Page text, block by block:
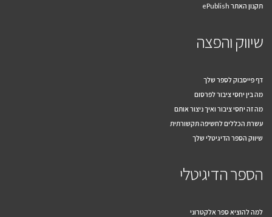
תקנון האתר ePublish
שיווק והפצה
דף פייסבוק לספר שלך
מה בין יחסי ציבור לפרסום
מה זה יחסי ציבור ואיך ניצור אותם
עשרת הכללים לחשיפה תקשורתית
שיווק הספר הדיגיטלי שלך
הספר הדיגיטלי
למה להוציא ספר אלקטרוני